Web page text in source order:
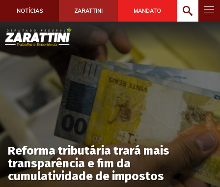
NOTÍCIAS ZARATTINI MANDATO
Reforma tributária trará mais
transparência e fim da
cumulatividade de impostos